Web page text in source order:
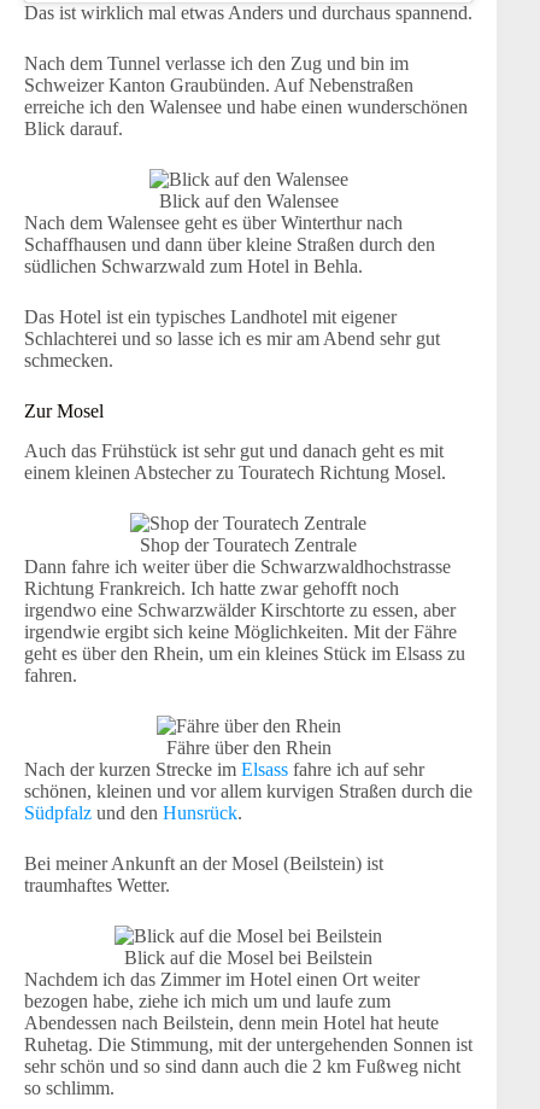
Das ist wirklich mal etwas Anders und durchaus spannend.
Nach dem Tunnel verlasse ich den Zug und bin im
Schweizer Kanton Graubünden. Auf Nebenstraßen
erreiche ich den Walensee und habe einen wunderschönen
Blick darauf.
Blick auf den Walensee
Nach dem Walensee geht es über Winterthur nach
Schaffhausen und dann über kleine Straßen durch den
südlichen Schwarzwald zum Hotel in Behla.
Das Hotel ist ein typisches Landhotel mit eigener
Schlachterei und so lasse ich es mir am Abend sehr gut
schmecken.
Zur Mosel
Auch das Frühstück ist sehr gut und danach geht es mit
einem kleinen Abstecher zu Touratech Richtung Mosel.
Shop der Touratech Zentrale
Dann fahre ich weiter über die Schwarzwaldhochstrasse
Richtung Frankreich. Ich hatte zwar gehofft noch
irgendwo eine Schwarzwälder Kirschtorte zu essen, aber
irgendwie ergibt sich keine Möglichkeiten. Mit der Fähre
geht es über den Rhein, um ein kleines Stück im Elsass zu
fahren.
Fähre über den Rhein
Nach der kurzen Strecke im Elsass fahre ich auf sehr
schönen, kleinen und vor allem kurvigen Straßen durch die
Südpfalz und den Hunsrück.
Bei meiner Ankunft an der Mosel (Beilstein) ist
traumhaftes Wetter.
Blick auf die Mosel bei Beilstein
Nachdem ich das Zimmer im Hotel einen Ort weiter
bezogen habe, ziehe ich mich um und laufe zum
Abendessen nach Beilstein, denn mein Hotel hat heute
Ruhetag. Die Stimmung, mit der untergehenden Sonnen ist
sehr schön und so sind dann auch die 2 km Fußweg nicht
so schlimm.